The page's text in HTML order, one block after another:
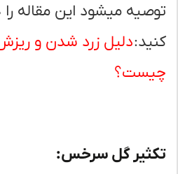
میشود این مقاله را
دلیل زرد شدن و ریزش
گل سرخس: